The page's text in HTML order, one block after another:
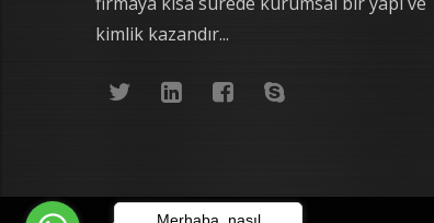
kimlik kazandır...